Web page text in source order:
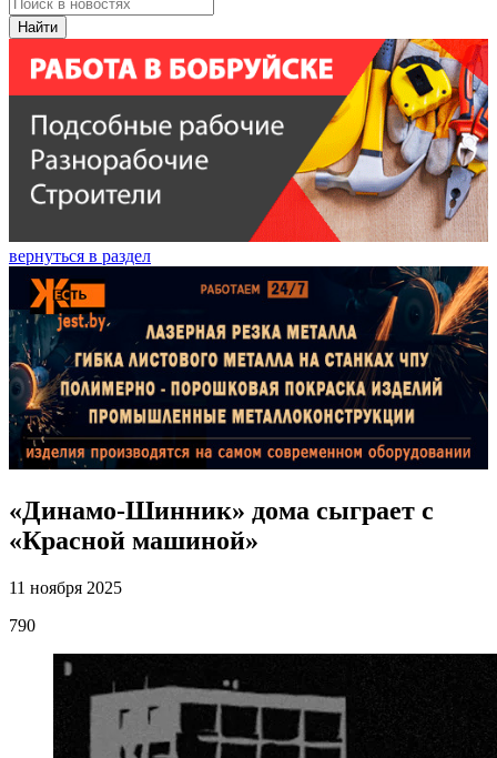
Найти
вернуться в раздел
«Динамо-Шинник» дома сыграет с
«Красной машиной»
11 ноября 2025
790